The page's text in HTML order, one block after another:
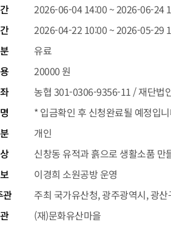
2026-06-04 14:00 ~ 2026-06-24
2026-04-22 10:00 ~ 2026-05-29
유료
20000 원
농협 301-0306-9356-11 / 재단법
* 입금확인 후 신청완료될 예정입
개인
신창동 유적과 흙으로 생활소품 만
이경희 소원공방 운영
관
주최 국가유산청, 광주광역시, 광
(재)문화유산마을